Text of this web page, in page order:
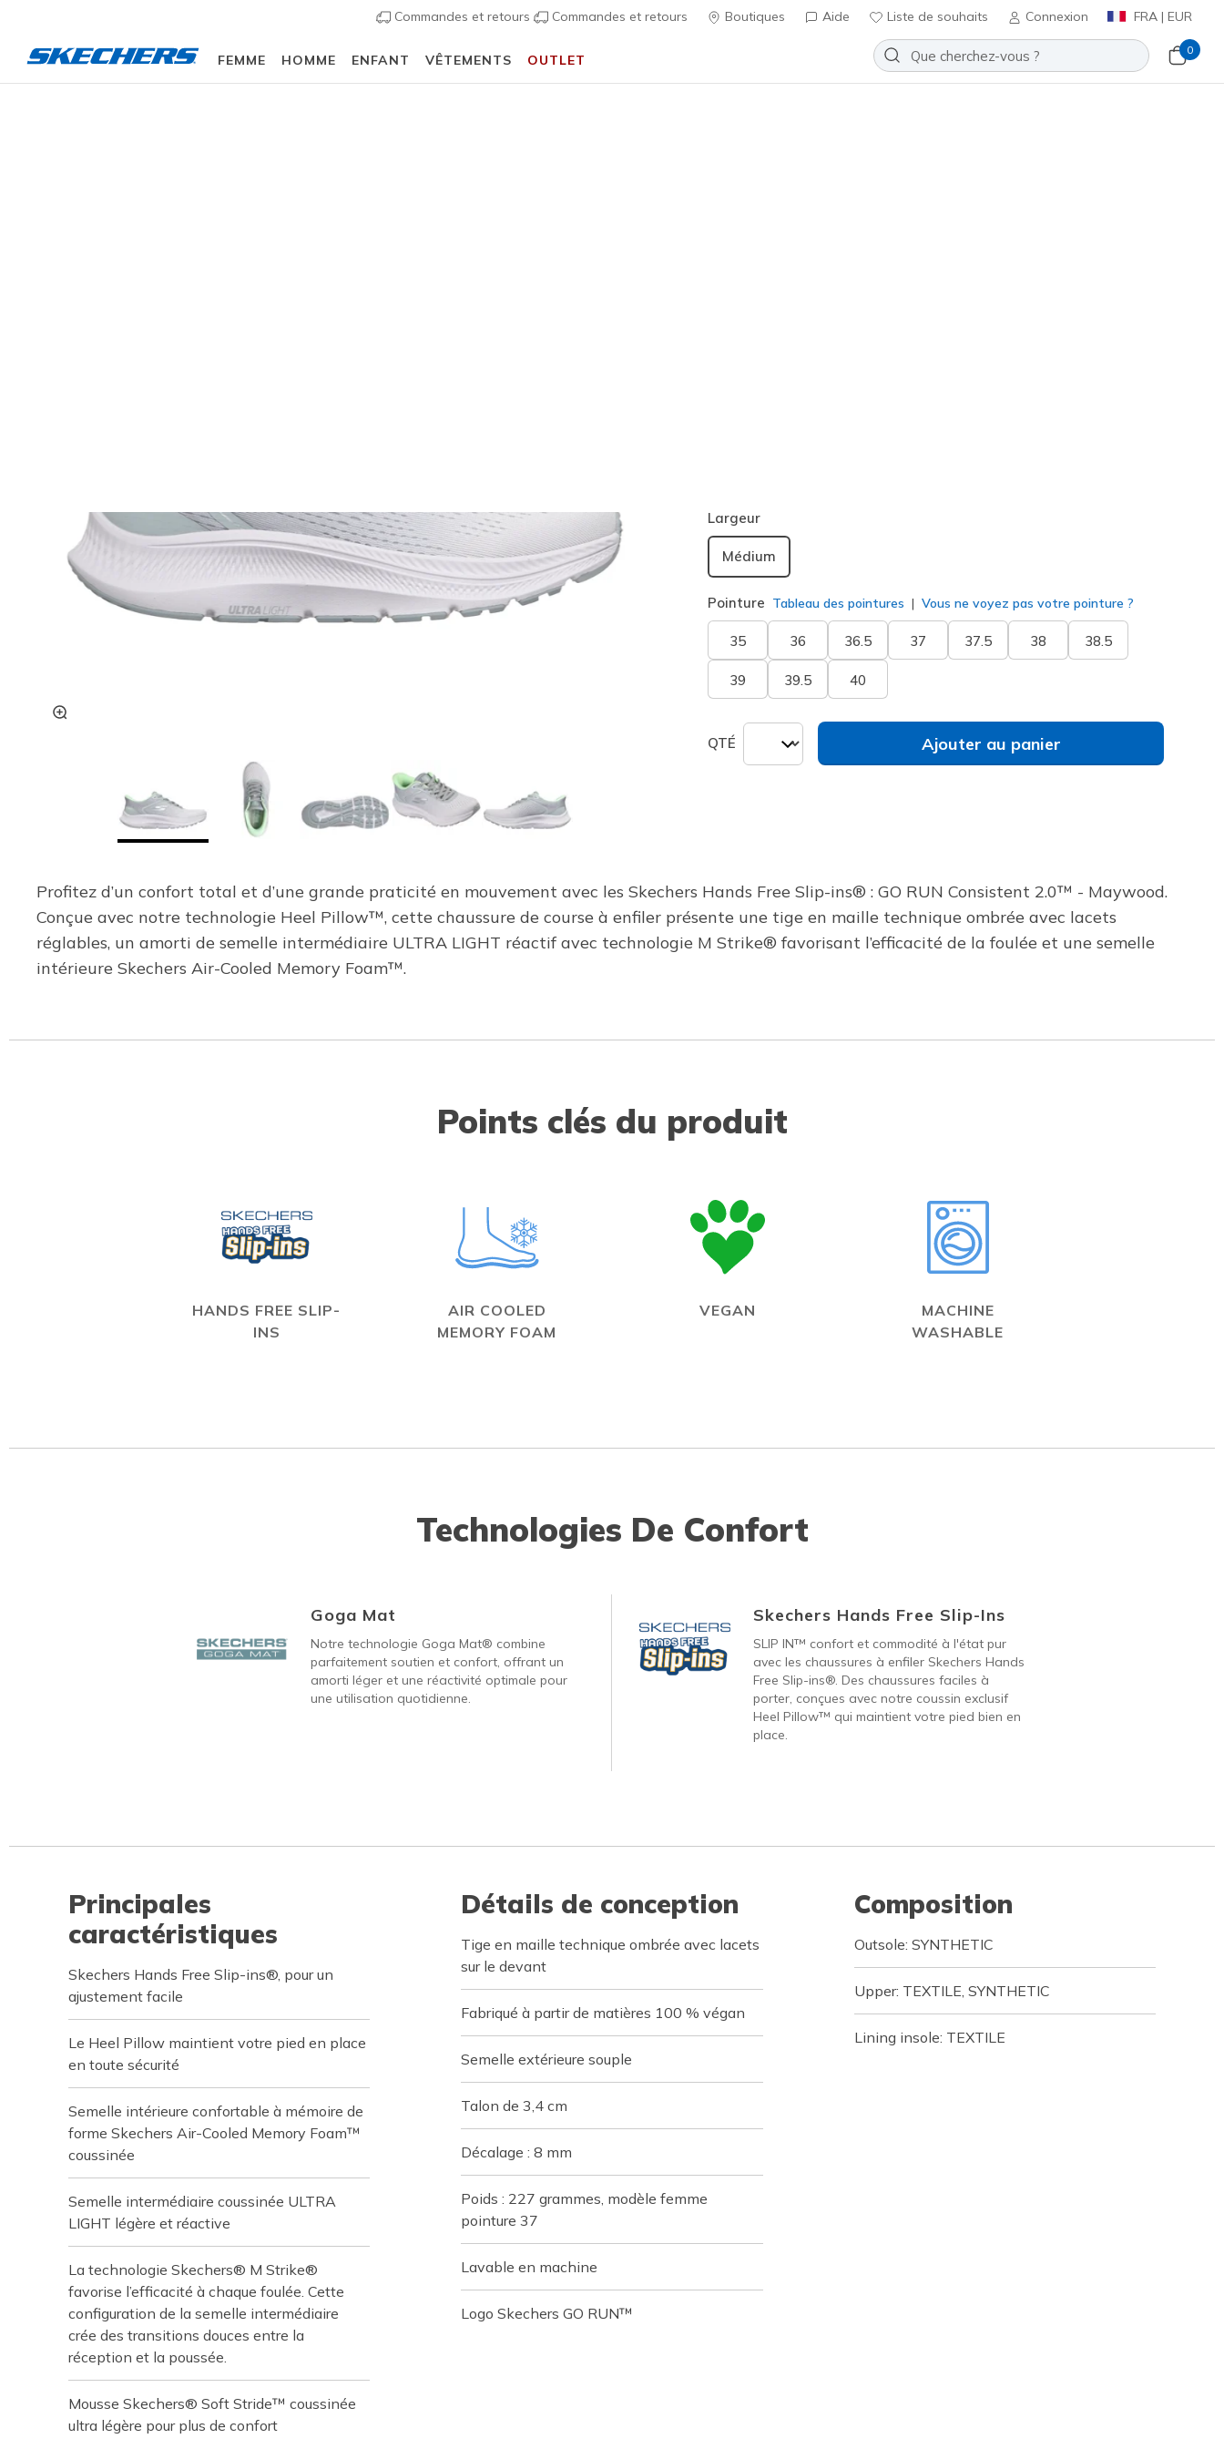
Commandes et retours Commandes et retours Boutiques Aide Liste de souhaits Connexion FRA | EUR
FEMME HOMME ENFANT VÊTEMENTS OUTLET
0
Largeur
Médium
Pointure Tableau des pointures Vous ne voyez pas votre pointure ?
35 36 36.5 37 37.5 38 38.5
39 39.5 40
QTÉ Ajouter au panier
Profitez d’un confort total et d’une grande praticité en mouvement avec les Skechers Hands Free Slip-ins® : GO RUN Consistent 2.0™ - Maywood.
Conçue avec notre technologie Heel Pillow™, cette chaussure de course à enfiler présente une tige en maille technique ombrée avec lacets
réglables, un amorti de semelle intermédiaire ULTRA LIGHT réactif avec technologie M Strike® favorisant l’efficacité de la foulée et une semelle
intérieure Skechers Air-Cooled Memory Foam™.
Points clés du produit
HANDS FREE SLIP-
INS
AIR COOLED
MEMORY FOAM
VEGAN
MACHINE
WASHABLE
Technologies De Confort
Goga Mat
Notre technologie Goga Mat® combine
parfaitement soutien et confort, offrant un
amorti léger et une réactivité optimale pour
une utilisation quotidienne.
Skechers Hands Free Slip-Ins
SLIP IN™ confort et commodité à l'état pur
avec les chaussures à enfiler Skechers Hands
Free Slip-ins®. Des chaussures faciles à
porter, conçues avec notre coussin exclusif
Heel Pillow™ qui maintient votre pied bien en
place.
Principales
caractéristiques
Skechers Hands Free Slip-ins®, pour un
ajustement facile
Le Heel Pillow maintient votre pied en place
en toute sécurité
Semelle intérieure confortable à mémoire de
forme Skechers Air-Cooled Memory Foam™
coussinée
Semelle intermédiaire coussinée ULTRA
LIGHT légère et réactive
La technologie Skechers® M Strike®
favorise l’efficacité à chaque foulée. Cette
configuration de la semelle intermédiaire
crée des transitions douces entre la
réception et la poussée.
Mousse Skechers® Soft Stride™ coussinée
ultra légère pour plus de confort
Détails de conception
Tige en maille technique ombrée avec lacets
sur le devant
Fabriqué à partir de matières 100 % végan
Semelle extérieure souple
Talon de 3,4 cm
Décalage : 8 mm
Poids : 227 grammes, modèle femme
pointure 37
Lavable en machine
Logo Skechers GO RUN™
Composition
Outsole: SYNTHETIC
Upper: TEXTILE, SYNTHETIC
Lining insole: TEXTILE